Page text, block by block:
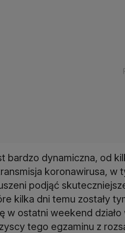
bardzo dynamiczna, od
koronawirusa,
podjąć
kilka dni temu zostały
w ostatni weekend
tego egzaminu z